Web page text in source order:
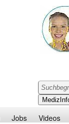
Jobs Videos